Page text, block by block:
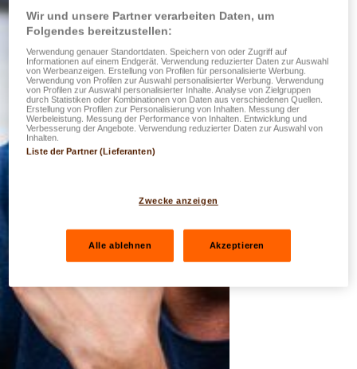
Wir und unsere Partner verarbeiten Daten, um
Folgendes bereitzustellen:
Verwendung genauer Standortdaten. Speichern von oder Zugriff auf
Informationen auf einem Endgerät. Verwendung reduzierter Daten zur Auswahl
von Werbeanzeigen. Erstellung von Profilen für personalisierte Werbung.
Verwendung von Profilen zur Auswahl personalisierter Werbung. Verwendung
von Profilen zur Auswahl personalisierter Inhalte. Analyse von Zielgruppen
durch Statistiken oder Kombinationen von Daten aus verschiedenen Quellen.
Erstellung von Profilen zur Personalisierung von Inhalten. Messung der
Werbeleistung. Messung der Performance von Inhalten. Entwicklung und
Verbesserung der Angebote. Verwendung reduzierter Daten zur Auswahl von
Inhalten.
Liste der Partner (Lieferanten)
Zwecke anzeigen
Alle ablehnen Akzeptieren